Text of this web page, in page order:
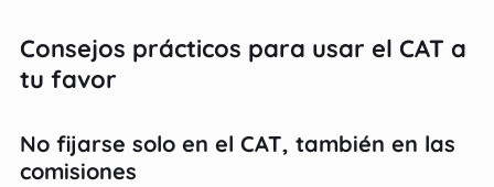
Consejos prácticos para usar el CAT a
tu favor
No fijarse solo en el CAT, también en las
comisiones